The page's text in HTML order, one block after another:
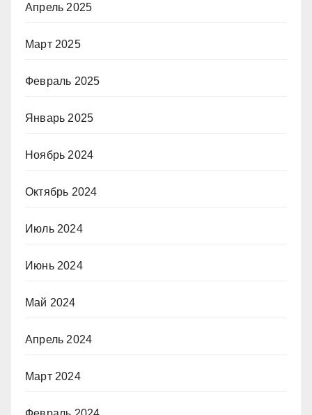
Апрель 2025
Март 2025
Февраль 2025
Январь 2025
Ноябрь 2024
Октябрь 2024
Июль 2024
Июнь 2024
Май 2024
Апрель 2024
Март 2024